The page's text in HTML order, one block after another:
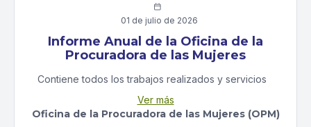
Los datos se presentan por regiones, distritos o
precintos, municipios, sectores de vigilancia y por
meses.

01 de julio de 2026
Informe Anual de la Oficina de la
Procuradora de las Mujeres
Contiene todos los trabajos realizados y servicios
Mujeres durante el año fiscal. Se presenta a través
de narrativos y estadísticas de los casos atendidos (y
Ver más
Oficina de la Procuradora de las Mujeres (OPM)